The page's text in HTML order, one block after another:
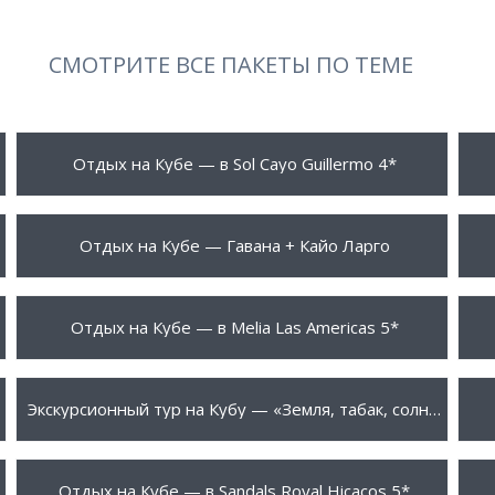
СМОТРИТЕ ВСЕ ПАКЕТЫ ПО ТЕМЕ
427 $ ПОДРОБНЕЕ
Отдых на Кубе — в Sol Cayo Guillermo 4*
706 $ ПОДРОБНЕЕ
Отдых на Кубе — Гавана + Кайо Ларго
787 $ ПОДРОБНЕЕ
Отдых на Кубе — в Melia Las Americas 5*
1008 $ ПОДРОБНЕЕ Экскурсионный тур на Кубу — «Земля, табак, солнце»
1253 $ ПОДРОБНЕЕ
Отдых на Кубе — в Sandals Royal Hicacos 5*